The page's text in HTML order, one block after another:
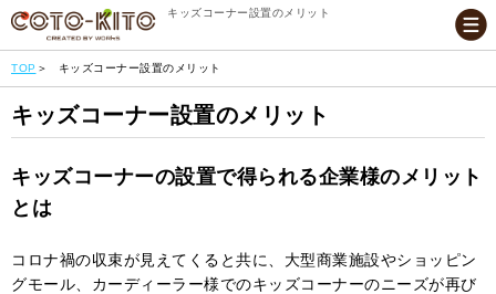
キッズコーナー設置のメリット
TOP キッズコーナー設置のメリット
キッズコーナー設置のメリット
キッズコーナーの設置で得られる企業様のメリット
とは
コロナ禍の収束が見えてくると共に、大型商業施設やショッピン
グモール、カーディーラー様でのキッズコーナーのニーズが再び